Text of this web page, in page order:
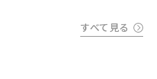
すべて見る